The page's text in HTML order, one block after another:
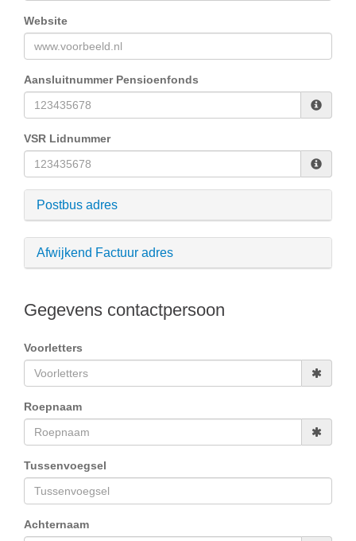
Website
Aansluitnummer Pensioenfonds
VSR Lidnummer
Postbus adres
Afwijkend Factuur adres
Gegevens contactpersoon
Voorletters
Roepnaam
Tussenvoegsel
Achternaam